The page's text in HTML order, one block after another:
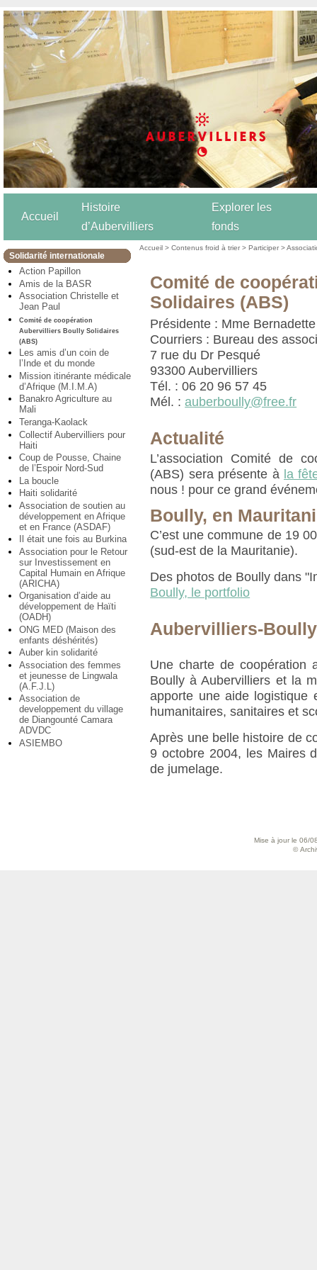
Accueil
Histoire
d’Aubervilliers
Explorer les
fonds
Solidarité internationale
Action Papillon
Amis de la BASR
Association Christelle et
Jean Paul
Comité de coopération
Aubervilliers Boully Solidaires
(ABS)
Les amis d’un coin de
l’Inde et du monde
Mission itinérante médicale
d’Afrique (M.I.M.A)
Banakro Agriculture au
Mali
Teranga-Kaolack
Collectif Aubervilliers pour
Haiti
Coup de Pousse, Chaine
de l’Espoir Nord-Sud
La boucle
Haiti solidarité
Association de soutien au
développement en Afrique
et en France (ASDAF)
Il était une fois au Burkina
Association pour le Retour
sur Investissement en
Capital Humain en Afrique
(ARICHA)
Organisation d’aide au
développement de Haïti
(OADH)
ONG MED (Maison des
enfants déshérités)
Auber kin solidarité
Association des femmes
et jeunesse de Lingwala
(A.F.J.L)
Association de
developpement du village
de Diangounté Camara
ADVDC
ASIEMBO
Accueil >Contenus froid à trier >Participer >
Comité de
Solidaires (ABS)
Présidente : Mme
Courriers : Bureau des
7 rue du Dr Pesqué
93300 Aubervilliers
Tél. : 06 20 96 57 45
Mél. :auberboully@free.fr
Actualité
L’association Comité de
(ABS) sera présente à la
nous ! pour ce grand
Boully, en
C’est une commune de 19
(sud-est de la Mauritanie).
Des photos de Boully dans
Boully, le portfolio
Aubervilliers-Boully
Une charte de coopération
Boully à Aubervilliers et la
apporte une aide logistique
humanitaires, sanitaires et
Après une belle histoire de
9 octobre 2004, les Maires
de jumelage.
Mise à jour le 06/
©